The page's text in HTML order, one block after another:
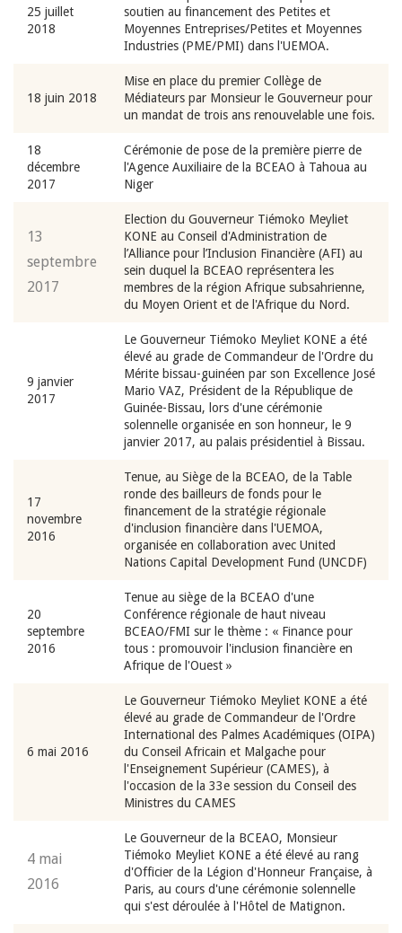
25 juillet
2018
soutien au financement des Petites et
Moyennes Entreprises/Petites et Moyennes
Industries (PME/PMI) dans l'UEMOA.
18 juin 2018
Mise en place du premier Collège de
Médiateurs par Monsieur le Gouverneur pour
un mandat de trois ans renouvelable une fois.
18
décembre
2017
Cérémonie de pose de la première pierre de
l'Agence Auxiliaire de la BCEAO à Tahoua au
Niger
13
septembre
2017
Election du Gouverneur Tiémoko Meyliet
KONE au Conseil d'Administration de
l’Alliance pour l’Inclusion Financière (AFI) au
sein duquel la BCEAO représentera les
membres de la région Afrique subsahrienne,
du Moyen Orient et de l'Afrique du Nord.
9 janvier
2017
Le Gouverneur Tiémoko Meyliet KONE a été
élevé au grade de Commandeur de l'Ordre du
Mérite bissau-guinéen par son Excellence José
Mario VAZ, Président de la République de
Guinée-Bissau, lors d'une cérémonie
solennelle organisée en son honneur, le 9
janvier 2017, au palais présidentiel à Bissau.
17
novembre
2016
Tenue, au Siège de la BCEAO, de la Table
ronde des bailleurs de fonds pour le
financement de la stratégie régionale
d'inclusion financière dans l'UEMOA,
organisée en collaboration avec United
Nations Capital Development Fund (UNCDF)
20
septembre
2016
Tenue au siège de la BCEAO d'une
Conférence régionale de haut niveau
BCEAO/FMI sur le thème : « Finance pour
tous : promouvoir l'inclusion financière en
Afrique de l'Ouest »
6 mai 2016
Le Gouverneur Tiémoko Meyliet KONE a été
élevé au grade de Commandeur de l'Ordre
International des Palmes Académiques (OIPA)
du Conseil Africain et Malgache pour
l'Enseignement Supérieur (CAMES), à
l'occasion de la 33e session du Conseil des
Ministres du CAMES
4 mai
2016
Le Gouverneur de la BCEAO, Monsieur
Tiémoko Meyliet KONE a été élevé au rang
d'Officier de la Légion d'Honneur Française, à
Paris, au cours d'une cérémonie solennelle
qui s'est déroulée à l'Hôtel de Matignon.